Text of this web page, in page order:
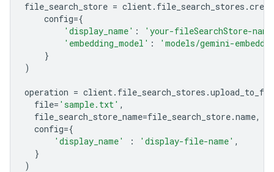
file_search_store = client. file_search_stores .
config={
'display_name' :
'your-fileSearchStore-
'embedding_model' :
'models/gemini-
}
)
operation = client. file_search_stores .
file= 'sample.txt' ,
file_search_store_name=file_search_store.name,
config={
'display_name'
: 'display-file-name' ,
}
)